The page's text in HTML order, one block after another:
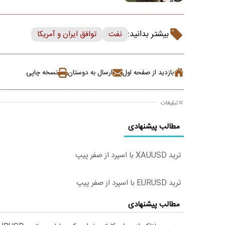
بیشتر بدانید: نفت توافق ایران و آمریکا
بازدید از صفحه اول ارسال به دوستان نسخه چاپی
تبلیغات
مطالب پیشنهادی
ترید XAUUSD با اسپرد از صفر پیپ
ترید EURUSD با اسپرد از صفر پیپ
مطالب پیشنهادی